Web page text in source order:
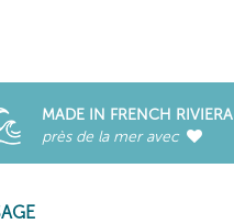
MADE IN FRENCH RIVIERA
près de la mer avec